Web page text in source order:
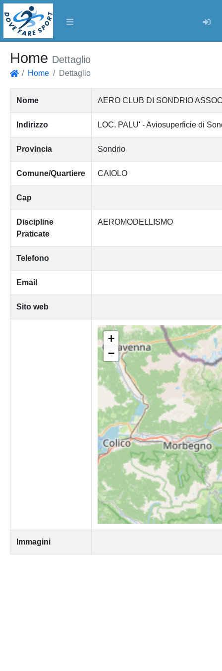
Home Dettaglio
Home Dettaglio
Nome AERO CLUB DI SONDRIO
Indirizzo LOC. PALU' - Aviosuperficie di
Provincia Sondrio
Comune/Quartiere CAIOLO
Cap
Discipline
Praticate
AEROMODELLISMO
Telefono
Email
Sito web
+
−
Immagini